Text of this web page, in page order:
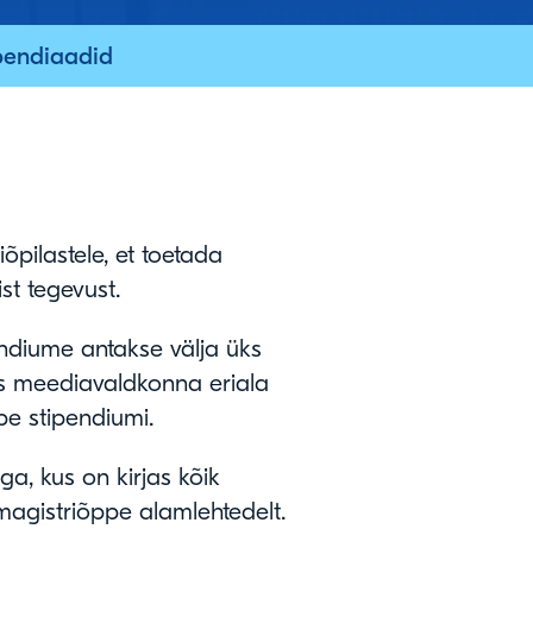
et toetada
tegevust.
antakse välja üks
meediavaldkonna eriala
stipendiumi.
kus on kirjas kõik
alamlehtedelt.